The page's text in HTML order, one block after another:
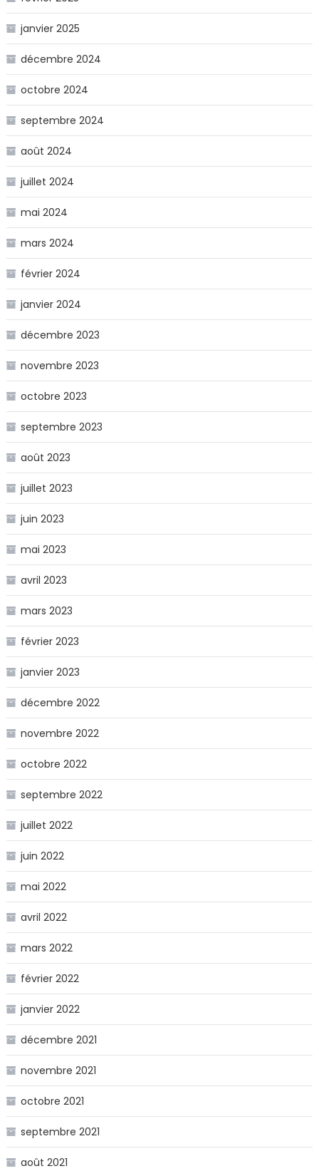
janvier 2025
décembre 2024
octobre 2024
septembre 2024
août 2024
juillet 2024
mai 2024
mars 2024
février 2024
janvier 2024
décembre 2023
novembre 2023
octobre 2023
septembre 2023
août 2023
juillet 2023
juin 2023
mai 2023
avril 2023
mars 2023
février 2023
janvier 2023
décembre 2022
novembre 2022
octobre 2022
septembre 2022
juillet 2022
juin 2022
mai 2022
avril 2022
mars 2022
février 2022
janvier 2022
décembre 2021
novembre 2021
octobre 2021
septembre 2021
août 2021